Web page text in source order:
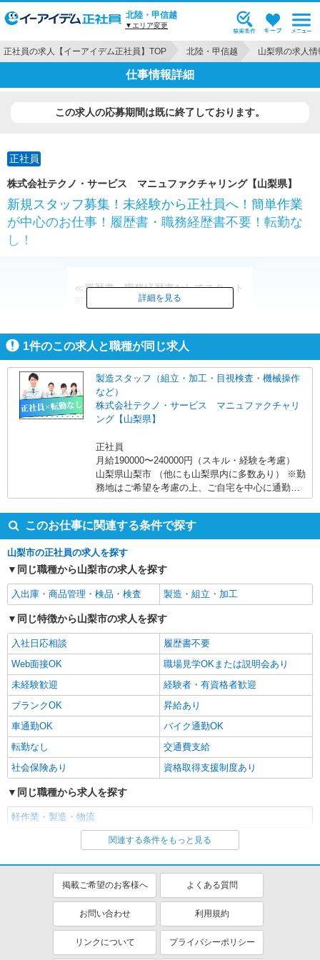
北陸・甲信越
▼エリア変更
正社員の求人【イーアイデム正社員】TOP 北陸・甲信越 山梨県の求人情
仕事情報詳細
この求人の応募期間は既に終了しております。
正社員
株式会社テクノ・サービス マニュファクチャリング【山梨県】
新規スタッフ募集！未経験から正社員へ！簡単作業
が中心のお仕事！履歴書・職務経歴書不要！転勤な
し！
≪履歴書・職務経歴書なしでスタート
詳細を見る
1件のこの求人と職種が同じ求人
製造スタッフ（組立・加工・目視検査・機械操作
など）
株式会社テクノ・サービス マニュファクチャリ
ング【山梨県】
正社員
月給190000〜240000円（スキル・経験を考慮）
山梨県山梨市 （他にも山梨県内に多数あり） ※勤
務地はご希望を考慮の上、ご自宅を中心に通勤時
間120分圏内のエリアとなります。（転勤なし）
このお仕事に関連する条件で探す
山梨市の正社員の求人を探す
同じ職種から山梨市の求人を探す
入出庫・商品管理・検品・検査 製造・組立・加工
同じ特徴から山梨市の求人を探す
入社日応相談
履歴書不要
Web面接OK
職場見学OKまたは説明会あり
未経験歓迎
経験者・有資格者歓迎
ブランクOK
昇給あり
車通勤OK
バイク通勤OK
転勤なし
交通費支給
社会保険あり
資格取得支援制度あり
同じ職種から求人を探す
軽作業・製造・物流
同じ特徴から求人を探す
未経験歓迎
車通勤OK
社会保険あり
関連する条件をもっと見る
掲載ご希望のお客様へ よくある質問
お問い合わせ 利用規約
リンクについて プライバシーポリシー